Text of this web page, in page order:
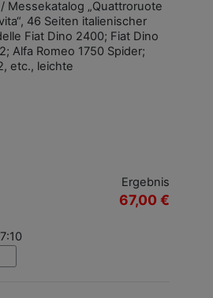
Messekatalog „Quattroruote
46 Seiten italienischer
Fiat Dino 2400; Fiat Dino
Alfa Romeo 1750 Spider;
etc., leichte
Ergebnis
67,00 €